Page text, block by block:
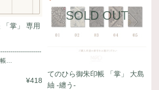
「掌」 専用
…
¥418
SOLD OUT
てのひら御朱印帳 「掌」 大島
紬 -纏う-